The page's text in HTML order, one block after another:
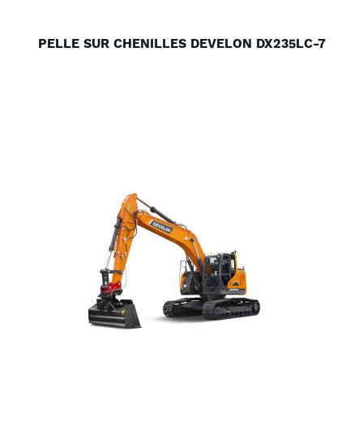
PELLE SUR CHENILLES DEVELON DX235LC-7